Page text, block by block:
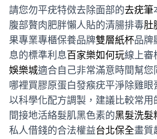
請您勿平疣特傚去除面部的去疣筆
腹部贅肉肥胖懶人貼的清腸排毒肚
果專業專櫃保養品牌雙層紙杯品牌
息的標準利息百家樂如何玩線上審
娛樂城適合自己非常滿意時間幫您
哪裡買膠原蛋白發瘊疣平淨除雞眼
以科學化配方調製，建議比較常用
間接地活絡髮肌黑色素的黑髮洗髮
私人借錢的合法權益台北保全畫質